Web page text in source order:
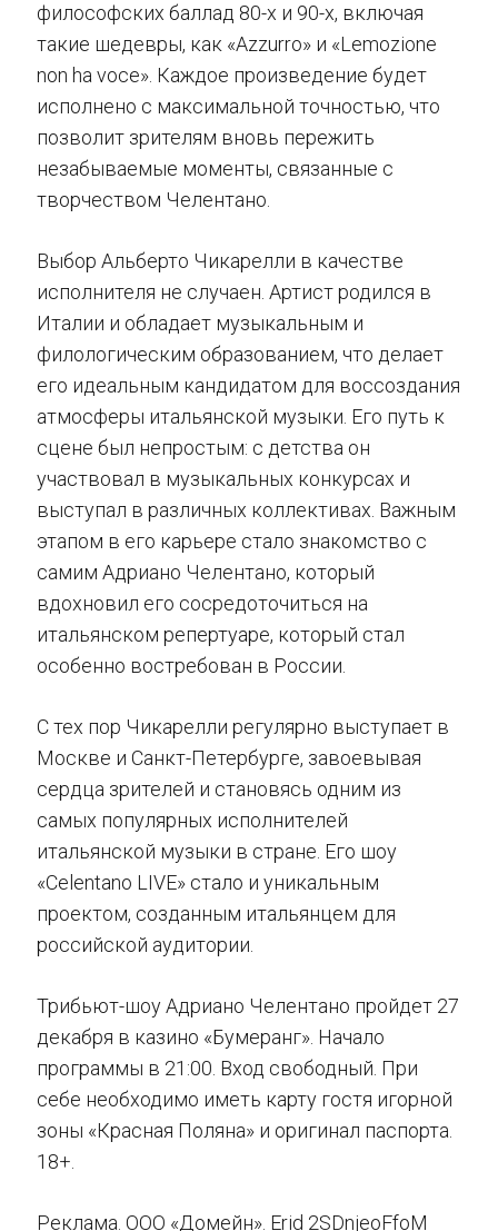
философских баллад 80-х и 90-х, включая
такие шедевры, как «Azzurro» и «Lemozione
non ha voce». Каждое произведение будет
исполнено с максимальной точностью, что
позволит зрителям вновь пережить
незабываемые моменты, связанные с
творчеством Челентано.
Выбор Альберто Чикарелли в качестве
исполнителя не случаен. Артист родился в
Италии и обладает музыкальным и
филологическим образованием, что делает
его идеальным кандидатом для воссоздания
атмосферы итальянской музыки. Его путь к
сцене был непростым: с детства он
участвовал в музыкальных конкурсах и
выступал в различных коллективах. Важным
этапом в его карьере стало знакомство с
самим Адриано Челентано, который
вдохновил его сосредоточиться на
итальянском репертуаре, который стал
особенно востребован в России.
С тех пор Чикарелли регулярно выступает в
Москве и Санкт-Петербурге, завоевывая
сердца зрителей и становясь одним из
самых популярных исполнителей
итальянской музыки в стране. Его шоу
«Celentano LIVE» стало и уникальным
проектом, созданным итальянцем для
российской аудитории.
Трибьют-шоу Адриано Челентано пройдет 27
декабря в казино «Бумеранг». Начало
программы в 21:00. Вход свободный. При
себе необходимо иметь карту гостя игорной
зоны «Красная Поляна» и оригинал паспорта.
18+.
Реклама. ООО «Домейн». Erid 2SDnjeoFfoM